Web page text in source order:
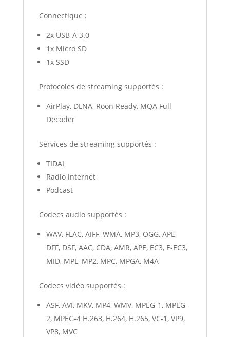
Connectique :
2x USB-A 3.0
1x Micro SD
1x SSD
Protocoles de streaming supportés :
AirPlay, DLNA, Roon Ready, MQA Full
Decoder
Services de streaming supportés :
TIDAL
Radio internet
Podcast
Codecs audio supportés :
WAV, FLAC, AIFF, WMA, MP3, OGG, APE,
DFF, DSF, AAC, CDA, AMR, APE, EC3, E-EC3,
MID, MPL, MP2, MPC, MPGA, M4A
Codecs vidéo supportés :
ASF, AVI, MKV, MP4, WMV, MPEG-1, MPEG-
2, MPEG-4 H.263, H.264, H.265, VC-1, VP9,
VP8, MVC